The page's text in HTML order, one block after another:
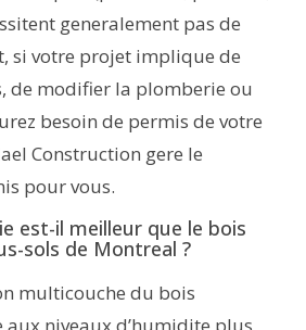
generalement pas de
si votre projet implique de
de modifier la plomberie ou
besoin de permis de votre
Construction gere le
pour vous.
est-il meilleur que le bois
sols de Montreal ?
multicouche du bois